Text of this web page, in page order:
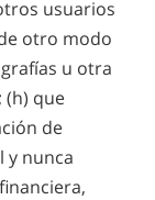
usuarios
otro modo
u otra
que
de
y nunca